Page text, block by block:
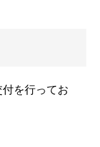
を行ってお